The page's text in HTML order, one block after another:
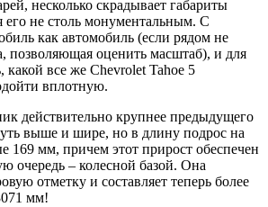
несколько скрадывает габариты
его не столь монументальным. С
как автомобиль (если рядом не
позволяющая оценить масштаб), и для
какой все же Chevrolet Tahoe 5
вплотную.
действительно крупнее предыдущего
выше и шире, но в длину подрос на
169 мм, причем этот прирост обеспечен
очередь – колесной базой. Она
отметку и составляет теперь более
мм!